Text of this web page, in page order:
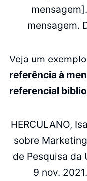
mensagem.
Veja um
referência à
referencial
HERCULANO,
sobre
de Pesquisa da
9 nov.